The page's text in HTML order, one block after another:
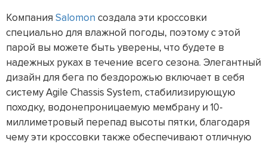
Компания Salomon создала эти кроссовки
специально для влажной погоды, поэтому с этой
парой вы можете быть уверены, что будете в
надежных руках в течение всего сезона. Элегантный
дизайн для бега по бездорожью включает в себя
систему Agile Chassis System, стабилизирующую
походку, водонепроницаемую мембрану и 10-
миллиметровый перепад высоты пятки, благодаря
чему эти кроссовки также обеспечивают отличную